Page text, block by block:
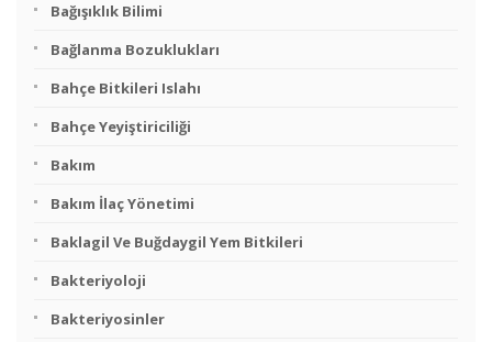
Bağışıklık Bilimi
Bağlanma Bozuklukları
Bahçe Bitkileri Islahı
Bahçe Yeyiştiriciliği
Bakım
Bakım İlaç Yönetimi
Baklagil Ve Buğdaygil Yem Bitkileri
Bakteriyoloji
Bakteriyosinler